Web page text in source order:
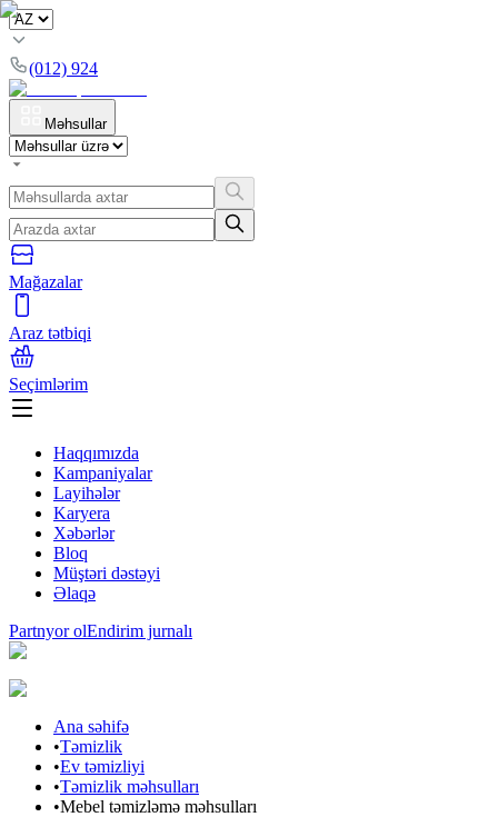
(012) 924
Məhsullar
Mağazalar
Araz tətbiqi
Seçimlərim
Haqqımızda
Kampaniyalar
Layihələr
Karyera
Xəbərlər
Bloq
Müştəri dəstəyi
Əlaqə
Partnyor olEndirim jurnalı
Ana səhifə
•Təmizlik
•Ev təmizliyi
•Təmizlik məhsulları
•Mebel təmizləmə məhsulları